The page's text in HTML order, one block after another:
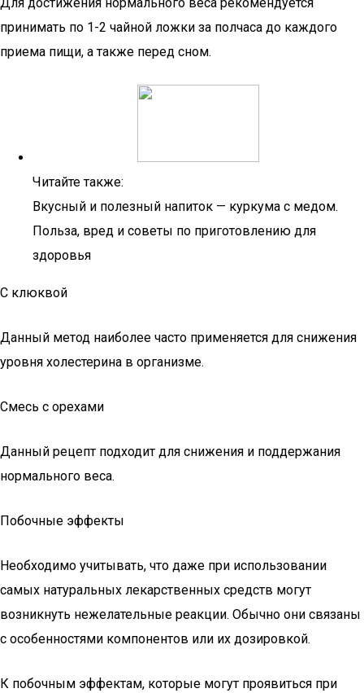
принимать по 1-2 чайной ложки за полчаса до каждого
приема пищи, а также перед сном.
Читайте также:
Вкусный и полезный напиток — куркума с медом.
Польза, вред и советы по приготовлению для
здоровья
С клюквой
Данный метод наиболее часто применяется для снижения
уровня холестерина в организме.
Смесь с орехами
Данный рецепт подходит для снижения и поддержания
нормального веса.
Побочные эффекты
Необходимо учитывать, что даже при использовании
самых натуральных лекарственных средств могут
возникнуть нежелательные реакции. Обычно они связаны
с особенностями компонентов или их дозировкой.
К побочным эффектам, которые могут проявиться при